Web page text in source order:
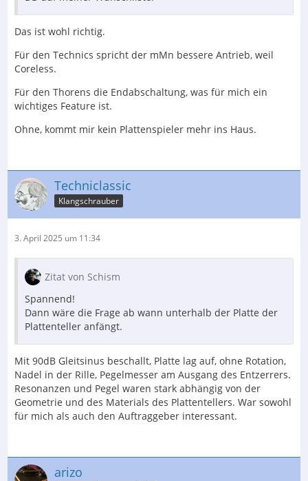
Das ist wohl richtig.
Für den Technics spricht der mMn bessere Antrieb, weil
Coreless.
Für den Thorens die Endabschaltung, was für mich ein
wichtiges Feature ist.
Ohne, kommt mir kein Plattenspieler mehr ins Haus.
Techniclassic
Klangschrauber
3. April 2025 um 11:34
Zitat von Schism
Spannend!
Dann wäre die Frage ab wann unterhalb der Platte der
Plattenteller anfängt.
Mit 90dB Gleitsinus beschallt, Platte lag auf, ohne Rotation,
Nadel in der Rille, Pegelmesser am Ausgang des Entzerrers.
Resonanzen und Pegel waren stark abhängig von der
Geometrie und des Materials des Plattentellers. War sowohl
für mich als auch den Auftraggeber interessant.
arizo